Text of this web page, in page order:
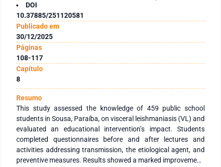
DOI
10.37885/251120581
Publicado em
30/12/2025
Páginas
108-117
Capítulo
8
Resumo
This study assessed the knowledge of 459 public school
students in Sousa, Paraíba, on visceral leishmaniasis (VL) and
evaluated an educational intervention’s impact. Students
completed questionnaires before and after lectures and
activities addressing transmission, the etiological agent, and
preventive measures. Results showed a marked improvement: